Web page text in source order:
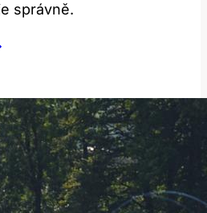
správně.